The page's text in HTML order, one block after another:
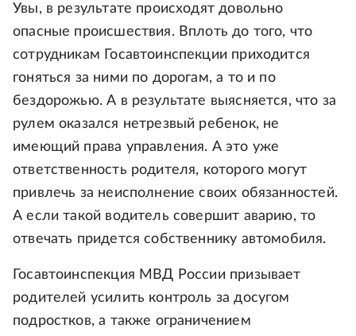
Увы, в результате происходят довольно
опасные происшествия. Вплоть до того, что
сотрудникам Госавтоинспекции приходится
гоняться за ними по дорогам, а то и по
бездорожью. А в результате выясняется, что за
рулем оказался нетрезвый ребенок, не
имеющий права управления. А это уже
ответственность родителя, которого могут
привлечь за неисполнение своих обязанностей.
А если такой водитель совершит аварию, то
отвечать придется собственнику автомобиля.
Госавтоинспекция МВД России призывает
родителей усилить контроль за досугом
подростков, а также ограничением